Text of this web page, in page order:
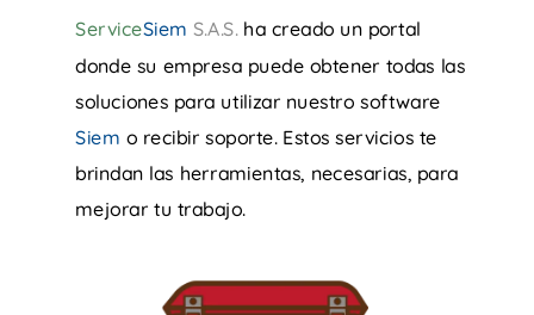
ServiceSiem S.A.S.ha creado un portal
donde su empresa puede obtener todas las
soluciones para utilizar nuestro software
Siem o recibir soporte. Estos servicios te
brindan las herramientas, necesarias, para
mejorar tu trabajo.